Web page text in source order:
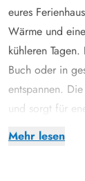
Mehr lesen
eures
Wärme und
kühleren
Buch oder in
entspannen.
und sorgt für
Das Ferienhaus